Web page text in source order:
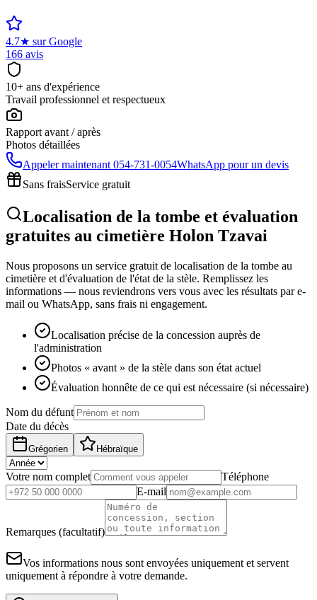
4.7★ sur Google
166 avis
10+ ans d'expérience
Travail professionnel et respectueux
Rapport avant / après
Photos détaillées
Appeler maintenant 054-731-0054WhatsApp pour un devis
Sans fraisService gratuit
Localisation de la tombe et évaluation
gratuites au cimetière Holon Tzavai
Nous proposons un service gratuit de localisation de la tombe au
cimetière et d'évaluation de l'état de la stèle. Remplissez les
informations — nous reviendrons vers vous avec les résultats par e-
mail ou WhatsApp, sans frais ni engagement.
Localisation précise de la concession auprès de
l'administration
Photos « avant » de la stèle dans son état actuel
Évaluation honnête de ce qui est nécessaire (si nécessaire)
Nom du défunt
Date du décès
Grégorien Hébraïque
Votre nom complet
Téléphone
E-mail
Remarques (facultatif)
Vos informations nous sont envoyées uniquement et servent
uniquement à répondre à votre demande.